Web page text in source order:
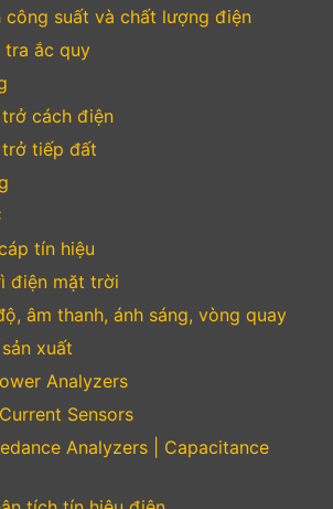
suất và chất lượng điện
ắc quy
cách điện
tiếp đất
tín hiệu
điện mặt trời
âm thanh, ánh sáng, vòng quay
xuất
Analyzers
Sensors
Analyzers | Capacitance